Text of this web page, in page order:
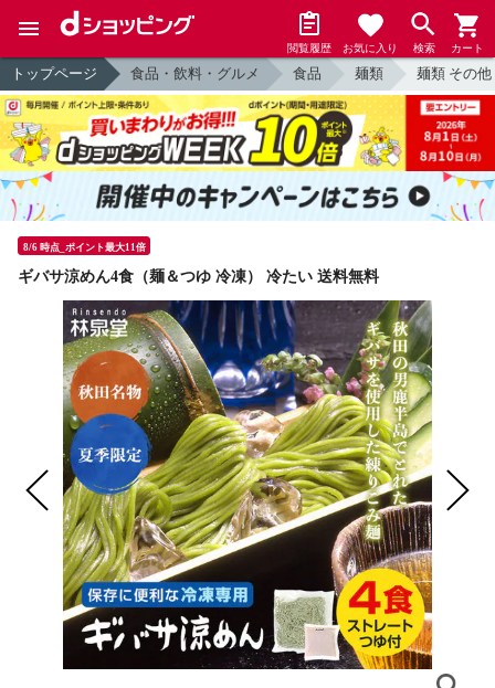
閲覧履歴 お気に入り 検索 カート
トップページ 食品・飲料・グルメ 食品 麺類 麺類 その他
8/6 時点_ポイント最大11倍
ギバサ涼めん4食（麺＆つゆ 冷凍） 冷たい 送料無料